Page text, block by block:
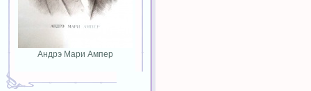
Андрэ Мари Ампер